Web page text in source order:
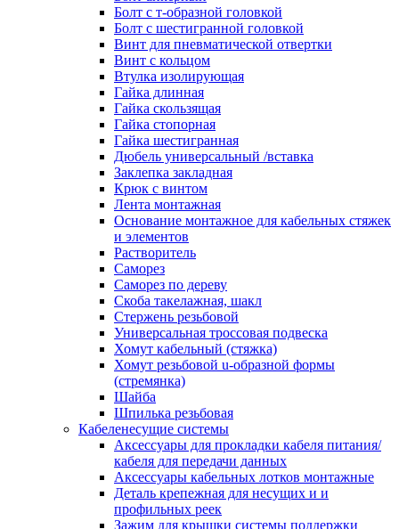
Панель лицевая для настенного
канала
Перегородка разделительная для
настенного кабель-канала
Переходник для кабель-канала
Поворот для кабель-канала
Поворот для настенного кабель-
Рамка для ввода настенного
канала в стену/потолок/щит
Соединитель на стык для
кабель-канала
Соединитель/накладка на стык для
кабель-канала
Угол внешний для кабель-канала
Угол внешний для настенного
канала
Угол т-образный для кабель-
Колодки клеммные
Аксессуары для клеммной
Колодка заземления клеммная
Нулевая шина
Одно-многополюсная клеммная
разделительная для клеммной
Проходная клеммная колодка
Торцевая клемма клеммной
Короба кабельные
Короб распределительный
Материал монтажный
Держатель кабельный зажимной
Зажим балочный
Болт с т-образной головкой
Болт с шестигранной головкой
Винт для пневматической отвертки
Винт с кольцом
Втулка изолирующая
Гайка длинная
Гайка скользящая
Гайка стопорная
Гайка шестигранная
Дюбель универсальный /вставка
Заклепка закладная
Крюк с винтом
Лента монтажная
Основание монтажное для кабельных стяжек
и элементов
Растворитель
Саморез
Саморез по дереву
Скоба такелажная, шакл
Стержень резьбовой
Универсальная троссовая подвеска
Хомут кабельный (стяжка)
Хомут резьбовой u-образной формы
(стремянка)
Шайба
Шпилька резьбовая
Кабеленесущие системы
Аксессуары для прокладки кабеля питания/
кабеля для передачи данных
Аксессуары кабельных лотков монтажные
Деталь крепежная для несущих и и
профильных реек
Зажим для крышки системы поддержки